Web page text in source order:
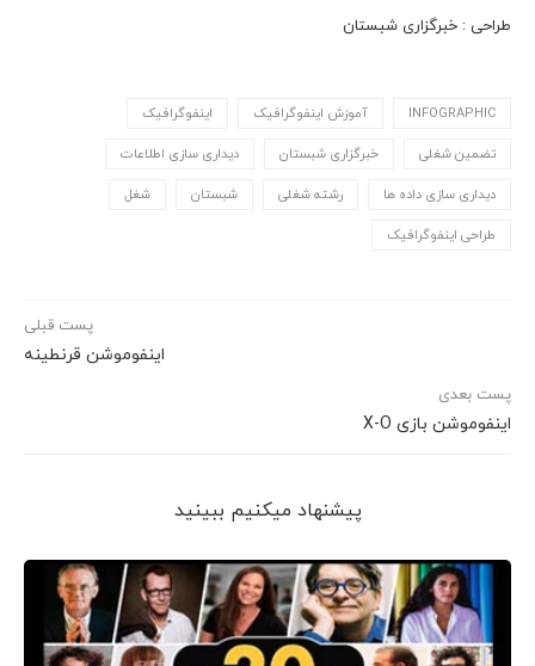
طراحی : خبرگزاری شبستان
INFOGRAPHIC آموزش اینفوگرافیک اینفوگرافیک
تضمین شغلی خبرگزاری شبستان دیداری سازی اطلاعات
دیداری سازی داده ها رشته شغلی شبستان شغل
طراحی اینفوگرافیک
پست قبلی
اینفوموشن قرنطینه
پست بعدی
اینفوموشن بازی X-O
پیشنهاد می‎کنیم ببینید